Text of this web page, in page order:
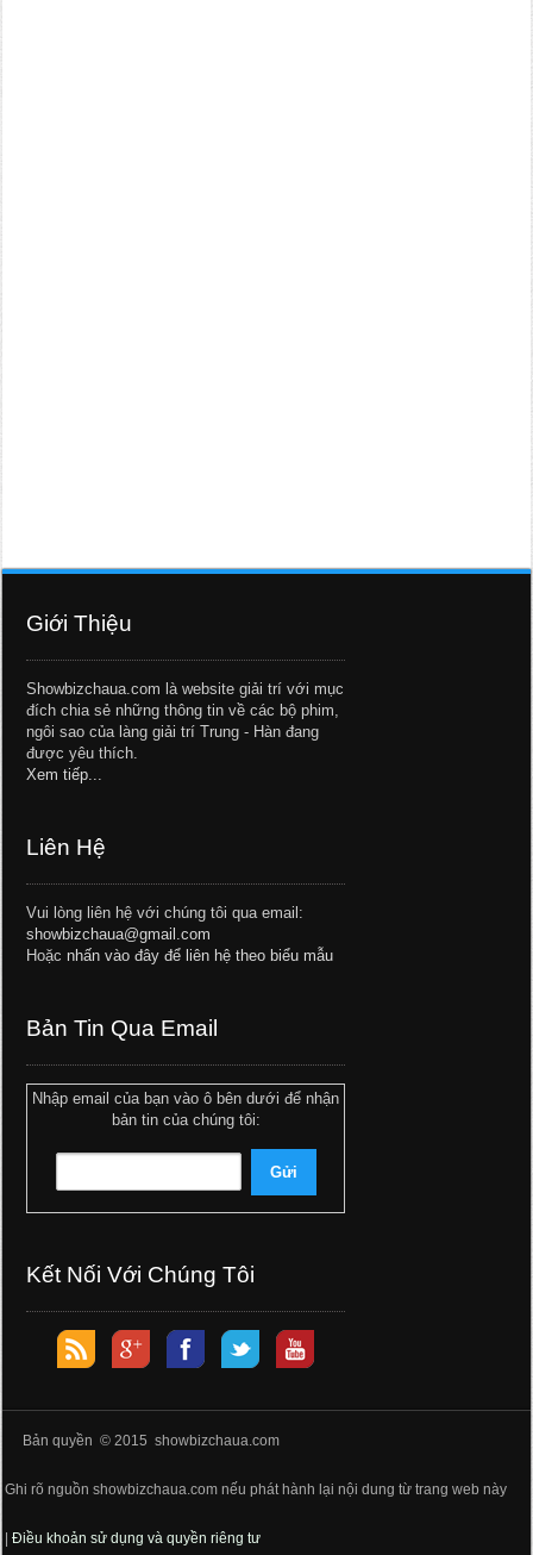
Giới Thiệu
Showbizchaua.com là website giải trí với mục
đích chia sẻ những thông tin về các bộ phim,
ngôi sao của làng giải trí Trung - Hàn đang
được yêu thích.
Xem tiếp...
Liên Hệ
Vui lòng liên hệ với chúng tôi qua email:
showbizchaua@gmail.com
Hoặc nhấn vào đây để liên hệ theo biểu mẫu
Bản Tin Qua Email
Nhập email của bạn vào ô bên dưới để nhận
bản tin của chúng tôi:
Kết Nối Với Chúng Tôi
Bản quyền © 2015 showbizchaua.com
Ghi rõ nguồn showbizchaua.com nếu phát hành lại nội dung từ trang web này
|Điều khoản sử dụng và quyền riêng tư